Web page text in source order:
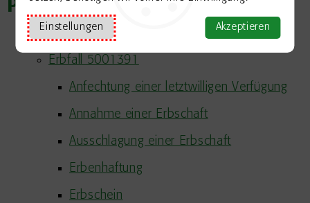
Einstellungen Akzeptieren
Passend zum Thema
Erben und Vererben
Erbfall 5001391
Anfechtung einer letztwilligen Verfügung
Annahme einer Erbschaft
Ausschlagung einer Erbschaft
Erbenhaftung
Erbschein